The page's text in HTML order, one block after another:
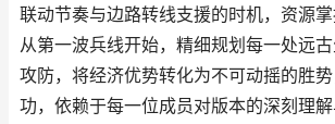
联动节奏与边路转线支援的时机，资源
从第一波兵线开始，精细规划每一处远
攻防，将经济优势转化为不可动摇的胜
功，依赖于每一位成员对版本的深刻理